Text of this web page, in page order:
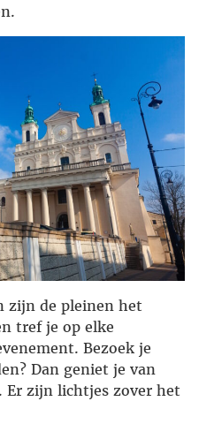
zijn de pleinen het
tref je op elke
Bezoek je
Dan geniet je van
Er zijn lichtjes zover het